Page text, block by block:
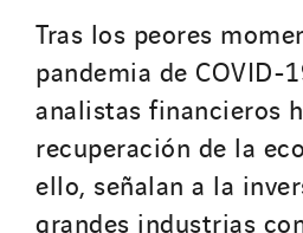
Tras los peores
pandemia de COVID-
analistas financieros
recuperación de la
ello, señalan a la
grandes industrias
Norway
Poland
Portugal
Romania
Slovakia
Spain